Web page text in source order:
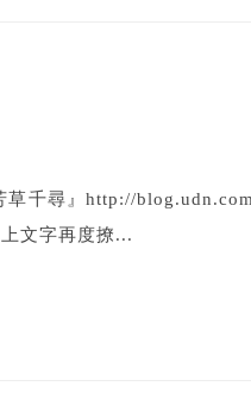
千尋』http://
文字再度撩...